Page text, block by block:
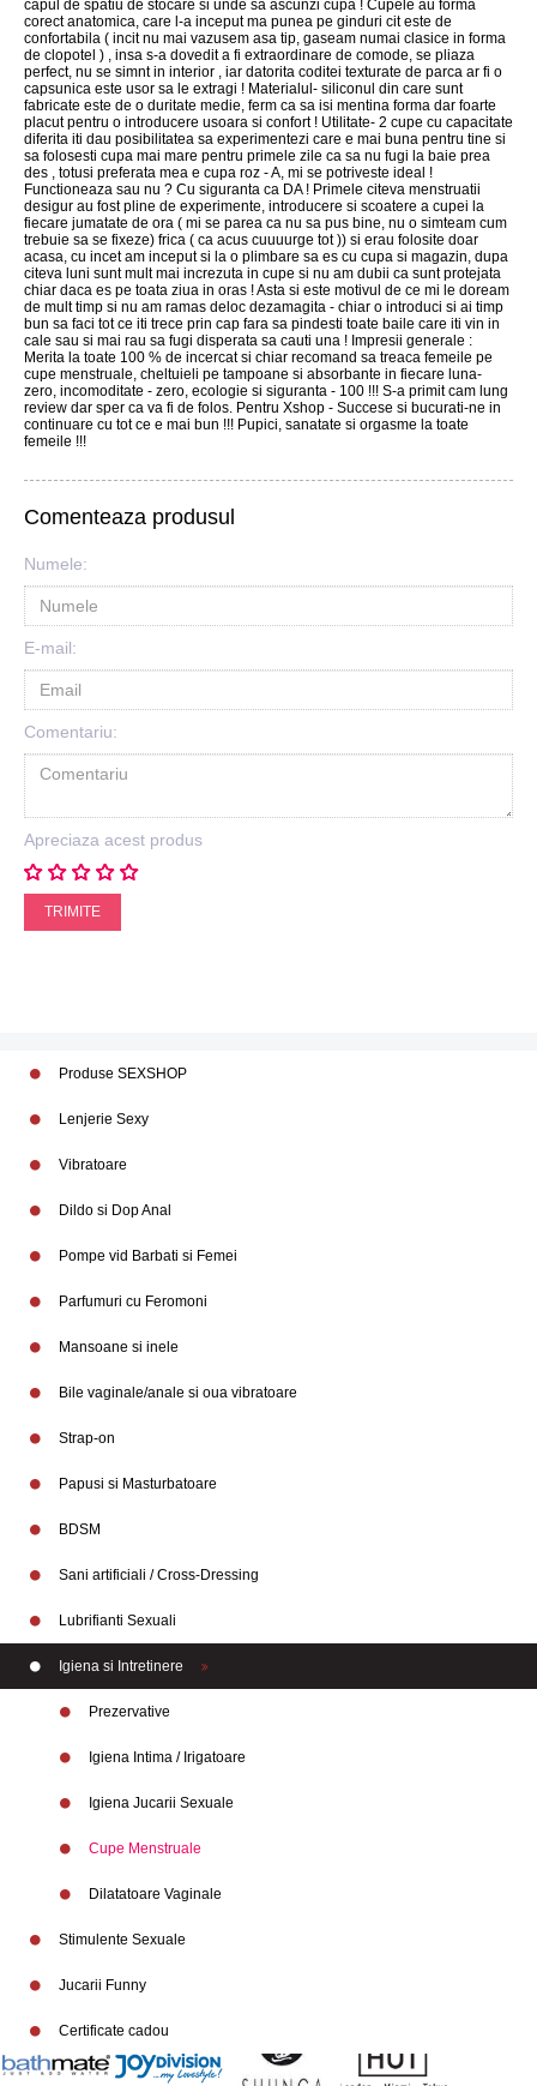
capul de spatiu de stocare si unde sa ascunzi cupa ! Cupele au forma
corect anatomica, care l-a inceput ma punea pe ginduri cit este de
confortabila ( incit nu mai vazusem asa tip, gaseam numai clasice in forma
de clopotel ) , insa s-a dovedit a fi extraordinare de comode, se pliaza
perfect, nu se simnt in interior , iar datorita coditei texturate de parca ar fi o
capsunica este usor sa le extragi ! Materialul- siliconul din care sunt
fabricate este de o duritate medie, ferm ca sa isi mentina forma dar foarte
placut pentru o introducere usoara si confort ! Utilitate- 2 cupe cu capacitate
diferita iti dau posibilitatea sa experimentezi care e mai buna pentru tine si
sa folosesti cupa mai mare pentru primele zile ca sa nu fugi la baie prea
des , totusi preferata mea e cupa roz - A, mi se potriveste ideal !
Functioneaza sau nu ? Cu siguranta ca DA ! Primele citeva menstruatii
desigur au fost pline de experimente, introducere si scoatere a cupei la
fiecare jumatate de ora ( mi se parea ca nu sa pus bine, nu o simteam cum
trebuie sa se fixeze) frica ( ca acus cuuuurge tot )) si erau folosite doar
acasa, cu incet am inceput si la o plimbare sa es cu cupa si magazin, dupa
citeva luni sunt mult mai increzuta in cupe si nu am dubii ca sunt protejata
chiar daca es pe toata ziua in oras ! Asta si este motivul de ce mi le doream
de mult timp si nu am ramas deloc dezamagita - chiar o introduci si ai timp
bun sa faci tot ce iti trece prin cap fara sa pindesti toate baile care iti vin in
cale sau si mai rau sa fugi disperata sa cauti una ! Impresii generale :
Merita la toate 100 % de incercat si chiar recomand sa treaca femeile pe
cupe menstruale, cheltuieli pe tampoane si absorbante in fiecare luna-
zero, incomoditate - zero, ecologie si siguranta - 100 !!! S-a primit cam lung
review dar sper ca va fi de folos. Pentru Xshop - Succese si bucurati-ne in
continuare cu tot ce e mai bun !!! Pupici, sanatate si orgasme la toate
femeile !!!
Comenteaza produsul
Numele:
E-mail:
Comentariu:
Apreciaza acest produs
TRIMITE
Produse SEXSHOP
Lenjerie Sexy
Vibratoare
Dildo si Dop Anal
Pompe vid Barbati si Femei
Parfumuri cu Feromoni
Mansoane si inele
Bile vaginale/anale si oua vibratoare
Strap-on
Papusi si Masturbatoare
BDSM
Sani artificiali / Cross-Dressing
Lubrifianti Sexuali
Igiena si Intretinere
Prezervative
Igiena Intima / Irigatoare
Igiena Jucarii Sexuale
Cupe Menstruale
Dilatatoare Vaginale
Stimulente Sexuale
Jucarii Funny
Certificate cadou